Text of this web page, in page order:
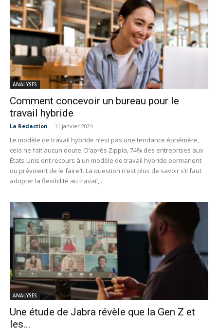
ANALYSES
Comment concevoir un bureau pour le
travail hybride
La Redaction - 11 janvier 2024
Le modèle de travail hybride n’est pas une tendance éphémère,
cela ne fait aucun doute. D’après Zippia, 74% des entreprises aux
États-Unis ont recours à un modèle de travail hybride permanent
ou prévoient de le faire1. La question n’est plus de savoir s’il faut
adopter la flexibilité au travail,...
ANALYSES
Une étude de Jabra révèle que la Gen Z et
les...